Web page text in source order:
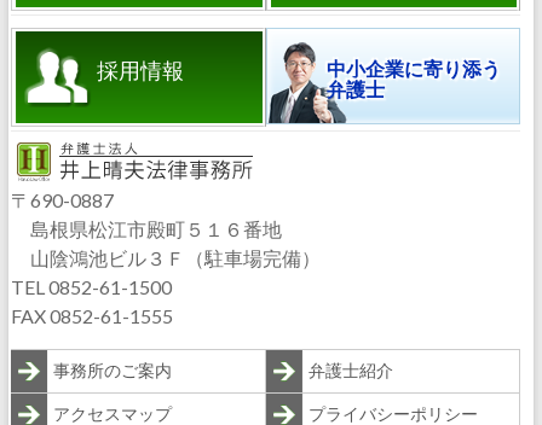
採用情報
中小企業に寄り添う
弁護士
〒690-0887
島根県松江市殿町５１６番地
山陰鴻池ビル３Ｆ（駐車場完備）
TEL 0852-61-1500
FAX 0852-61-1555
事務所のご案内 弁護士紹介
アクセスマップ プライバシーポリシー